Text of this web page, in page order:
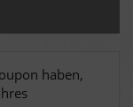
haben,